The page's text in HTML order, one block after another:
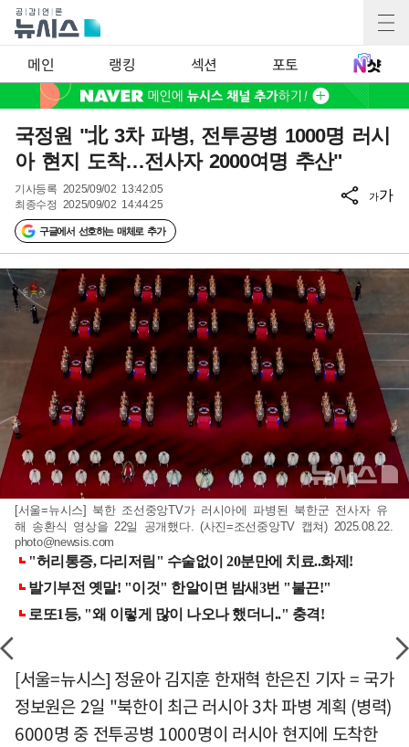
메인 랭킹 섹션 포토
국정원 "北 3차 파병, 전투공병 1000명 러시
아 현지 도착…전사자 2000여명 추산"
기사등록 2025/09/02 13:42:05
최종수정 2025/09/02 14:44:25
구글에서 선호하는 매체로 추가
가가
[서울=뉴시스] 북한 조선중앙TV가 러시아에 파병된 북한군 전사자 유
해 송환식 영상을 22일 공개했다. (사진=조선중앙TV 캡쳐) 2025.08.22.
photo@newsis.com
[서울=뉴시스] 정윤아 김지훈 한재혁 한은진 기자 = 국가
정보원은 2일 "북한이 최근 러시아 3차 파병 계획 (병력)
6000명 중 전투공병 1000명이 러시아 현지에 도착한